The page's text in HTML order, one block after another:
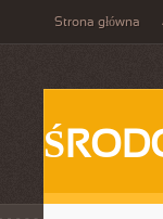
Strona główna